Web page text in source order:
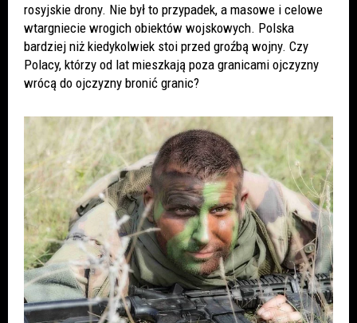
rosyjskie drony. Nie był to przypadek, a masowe i celowe
wtargniecie wrogich obiektów wojskowych. Polska
bardziej niż kiedykolwiek stoi przed groźbą wojny. Czy
Polacy, którzy od lat mieszkają poza granicami ojczyzny
wrócą do ojczyzny bronić granic?